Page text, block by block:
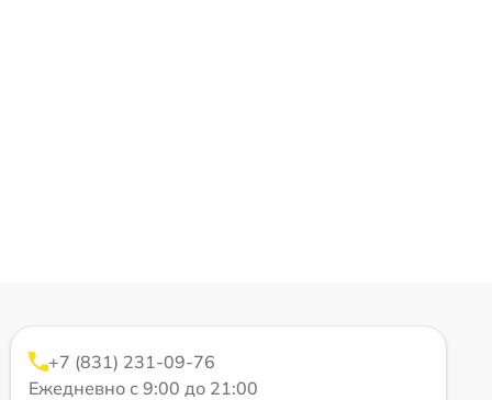
+7 (831) 231-09-76
Ежедневно с 9:00 до 21:00